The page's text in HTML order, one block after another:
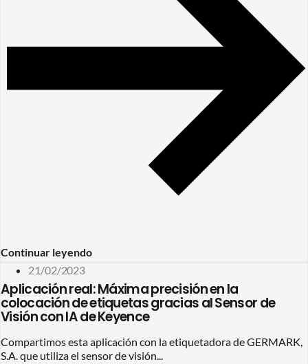
Continuar leyendo
21/02/2023
Aplicación real: Máxima precisión en la
colocación de etiquetas gracias al Sensor de
Visión con IA de Keyence
Compartimos esta aplicación con la etiquetadora de GERMARK,
S.A. que utiliza el sensor de visión...